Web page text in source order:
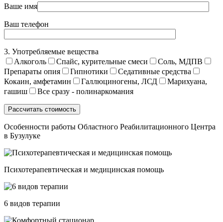
Ваше имя
Ваш телефон
3. Употребляемые вещества
Алкоголь
Спайс, курительные смеси
Соль, МДПВ
Препараты опия
Гипнотики
Седативные средства
Кокаин, амфетамин
Галлюциногены, ЛСД
Марихуана,
гашиш
Все сразу - полинаркомания
Особенности работы Областного Реабилитационного Центра
в Бузулуке
Психотерапевтическая и медицинская помощь
6 видов терапии